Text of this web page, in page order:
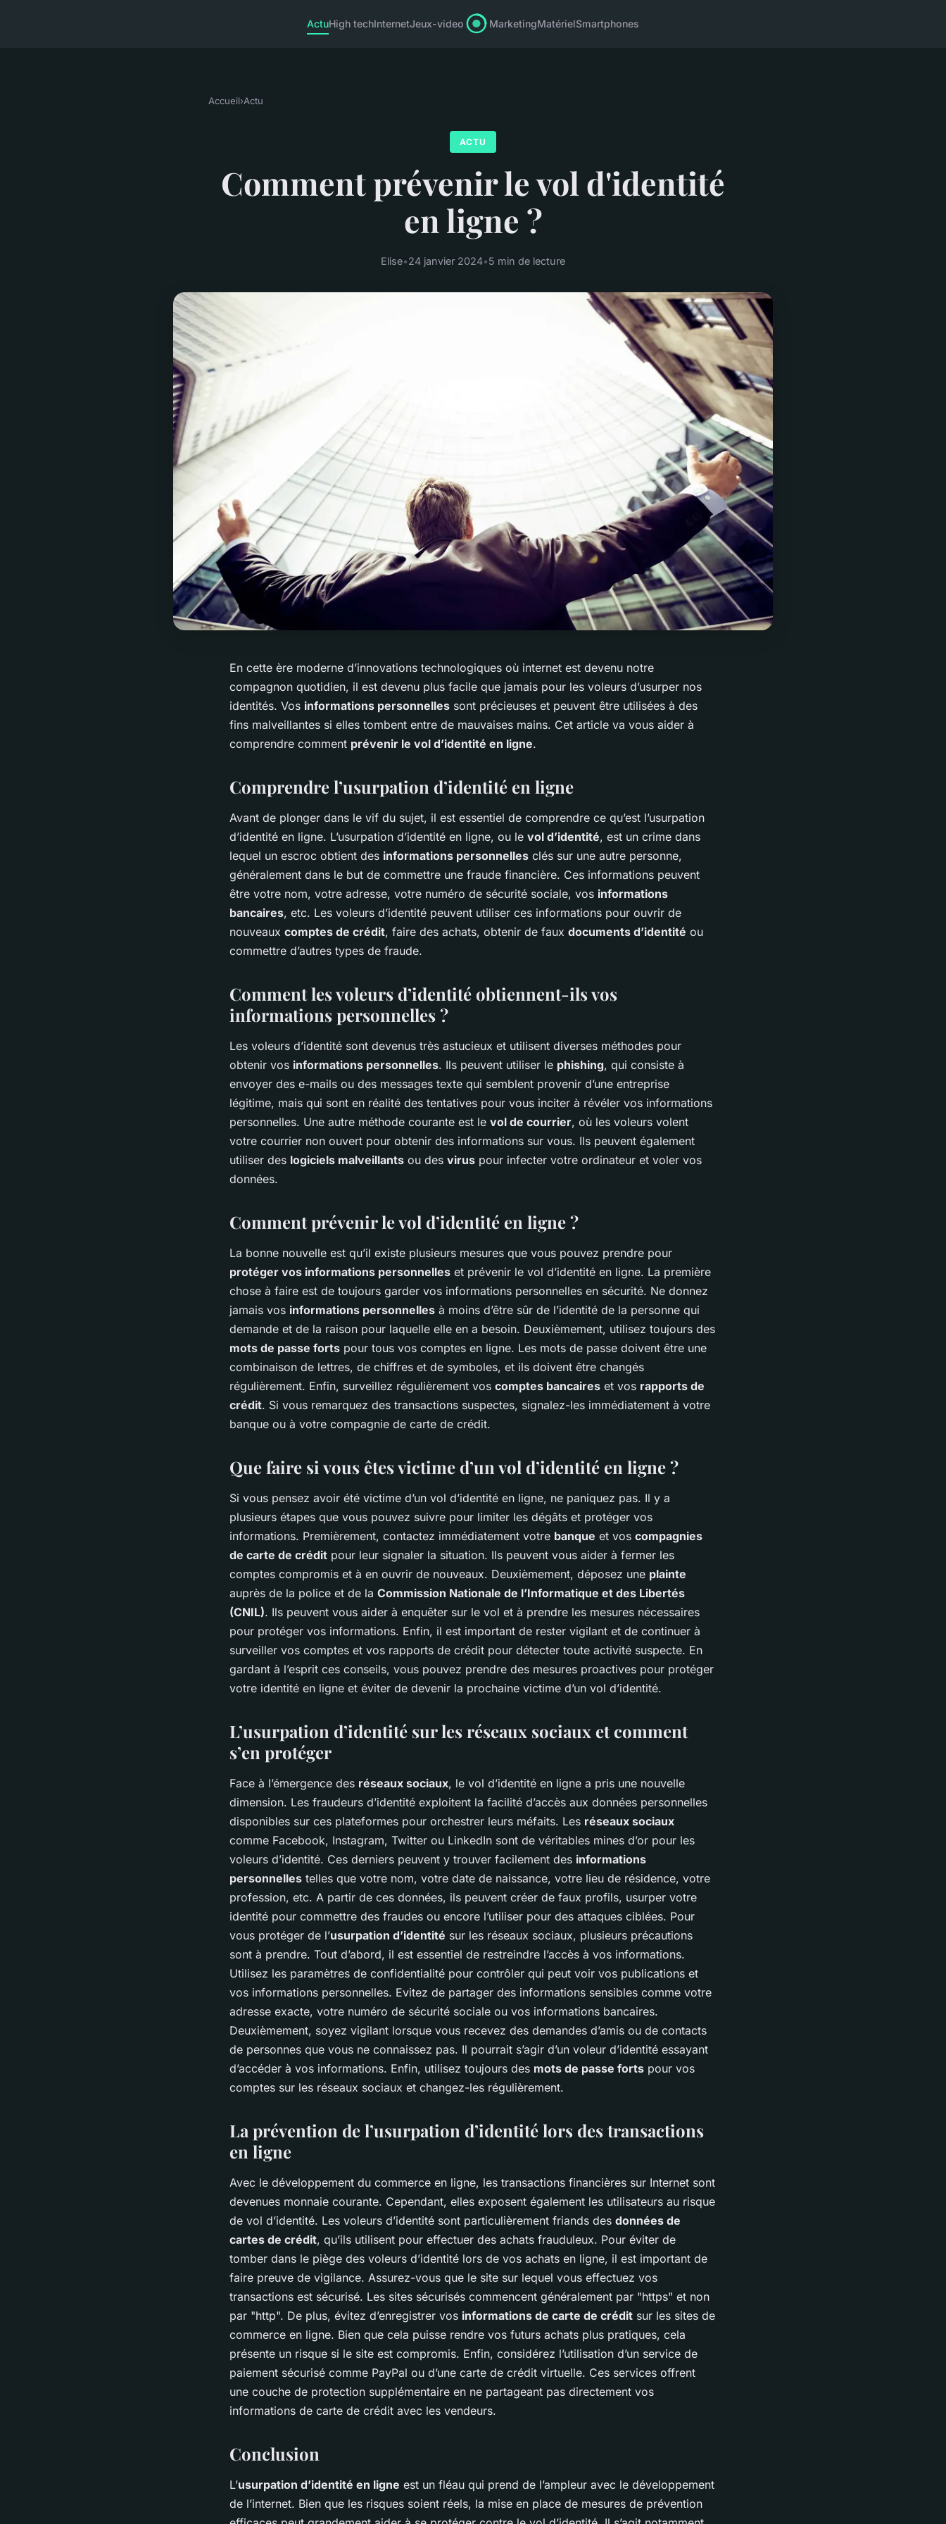
ActuHigh techInternetJeux-video MarketingMatérielSmartphones
Accueil›Actu
ACTU
Comment prévenir le vol d'identité
en ligne ?
Elise•24 janvier 2024•5 min de lecture
En cette ère moderne d’innovations technologiques où internet est devenu notre
compagnon quotidien, il est devenu plus facile que jamais pour les voleurs d’usurper nos
identités. Vos informations personnelles sont précieuses et peuvent être utilisées à des
fins malveillantes si elles tombent entre de mauvaises mains. Cet article va vous aider à
comprendre comment prévenir le vol d’identité en ligne.
Comprendre l’usurpation d’identité en ligne
Avant de plonger dans le vif du sujet, il est essentiel de comprendre ce qu’est l’usurpation
d’identité en ligne. L’usurpation d’identité en ligne, ou le vol d’identité, est un crime dans
lequel un escroc obtient des informations personnelles clés sur une autre personne,
généralement dans le but de commettre une fraude financière. Ces informations peuvent
être votre nom, votre adresse, votre numéro de sécurité sociale, vos informations
bancaires, etc. Les voleurs d’identité peuvent utiliser ces informations pour ouvrir de
nouveaux comptes de crédit, faire des achats, obtenir de faux documents d’identité ou
commettre d’autres types de fraude.
Comment les voleurs d’identité obtiennent-ils vos
informations personnelles ?
Les voleurs d’identité sont devenus très astucieux et utilisent diverses méthodes pour
obtenir vos informations personnelles. Ils peuvent utiliser le phishing, qui consiste à
envoyer des e-mails ou des messages texte qui semblent provenir d’une entreprise
légitime, mais qui sont en réalité des tentatives pour vous inciter à révéler vos informations
personnelles. Une autre méthode courante est le vol de courrier, où les voleurs volent
votre courrier non ouvert pour obtenir des informations sur vous. Ils peuvent également
utiliser des logiciels malveillants ou des virus pour infecter votre ordinateur et voler vos
données.
Comment prévenir le vol d’identité en ligne ?
La bonne nouvelle est qu’il existe plusieurs mesures que vous pouvez prendre pour
protéger vos informations personnelles et prévenir le vol d’identité en ligne. La première
chose à faire est de toujours garder vos informations personnelles en sécurité. Ne donnez
jamais vos informations personnelles à moins d’être sûr de l’identité de la personne qui
demande et de la raison pour laquelle elle en a besoin. Deuxièmement, utilisez toujours des
mots de passe forts pour tous vos comptes en ligne. Les mots de passe doivent être une
combinaison de lettres, de chiffres et de symboles, et ils doivent être changés
régulièrement. Enfin, surveillez régulièrement vos comptes bancaires et vos rapports de
crédit. Si vous remarquez des transactions suspectes, signalez-les immédiatement à votre
banque ou à votre compagnie de carte de crédit.
Que faire si vous êtes victime d’un vol d’identité en ligne ?
Si vous pensez avoir été victime d’un vol d’identité en ligne, ne paniquez pas. Il y a
plusieurs étapes que vous pouvez suivre pour limiter les dégâts et protéger vos
informations. Premièrement, contactez immédiatement votre banque et vos compagnies
de carte de crédit pour leur signaler la situation. Ils peuvent vous aider à fermer les
comptes compromis et à en ouvrir de nouveaux. Deuxièmement, déposez une plainte
auprès de la police et de la Commission Nationale de l’Informatique et des Libertés
(CNIL). Ils peuvent vous aider à enquêter sur le vol et à prendre les mesures nécessaires
pour protéger vos informations. Enfin, il est important de rester vigilant et de continuer à
surveiller vos comptes et vos rapports de crédit pour détecter toute activité suspecte. En
gardant à l’esprit ces conseils, vous pouvez prendre des mesures proactives pour protéger
votre identité en ligne et éviter de devenir la prochaine victime d’un vol d’identité.
L’usurpation d’identité sur les réseaux sociaux et comment
s’en protéger
Face à l’émergence des réseaux sociaux, le vol d’identité en ligne a pris une nouvelle
dimension. Les fraudeurs d’identité exploitent la facilité d’accès aux données personnelles
disponibles sur ces plateformes pour orchestrer leurs méfaits. Les réseaux sociaux
comme Facebook, Instagram, Twitter ou LinkedIn sont de véritables mines d’or pour les
voleurs d’identité. Ces derniers peuvent y trouver facilement des informations
personnelles telles que votre nom, votre date de naissance, votre lieu de résidence, votre
profession, etc. A partir de ces données, ils peuvent créer de faux profils, usurper votre
identité pour commettre des fraudes ou encore l’utiliser pour des attaques ciblées. Pour
vous protéger de l’usurpation d’identité sur les réseaux sociaux, plusieurs précautions
sont à prendre. Tout d’abord, il est essentiel de restreindre l’accès à vos informations.
Utilisez les paramètres de confidentialité pour contrôler qui peut voir vos publications et
vos informations personnelles. Evitez de partager des informations sensibles comme votre
adresse exacte, votre numéro de sécurité sociale ou vos informations bancaires.
Deuxièmement, soyez vigilant lorsque vous recevez des demandes d’amis ou de contacts
de personnes que vous ne connaissez pas. Il pourrait s’agir d’un voleur d’identité essayant
d’accéder à vos informations. Enfin, utilisez toujours des mots de passe forts pour vos
comptes sur les réseaux sociaux et changez-les régulièrement.
La prévention de l’usurpation d’identité lors des transactions
en ligne
Avec le développement du commerce en ligne, les transactions financières sur Internet sont
devenues monnaie courante. Cependant, elles exposent également les utilisateurs au risque
de vol d’identité. Les voleurs d’identité sont particulièrement friands des données de
cartes de crédit, qu’ils utilisent pour effectuer des achats frauduleux. Pour éviter de
tomber dans le piège des voleurs d’identité lors de vos achats en ligne, il est important de
faire preuve de vigilance. Assurez-vous que le site sur lequel vous effectuez vos
transactions est sécurisé. Les sites sécurisés commencent généralement par "https" et non
par "http". De plus, évitez d’enregistrer vos informations de carte de crédit sur les sites de
commerce en ligne. Bien que cela puisse rendre vos futurs achats plus pratiques, cela
présente un risque si le site est compromis. Enfin, considérez l’utilisation d’un service de
paiement sécurisé comme PayPal ou d’une carte de crédit virtuelle. Ces services offrent
une couche de protection supplémentaire en ne partageant pas directement vos
informations de carte de crédit avec les vendeurs.
Conclusion
L’usurpation d’identité en ligne est un fléau qui prend de l’ampleur avec le développement
de l’internet. Bien que les risques soient réels, la mise en place de mesures de prévention